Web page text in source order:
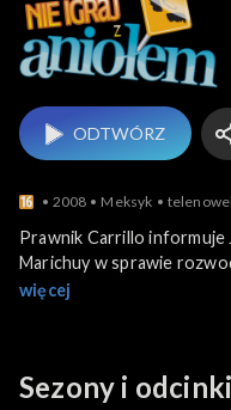
ODTWÓRZ
2008 Meksyk
Prawnik Carrillo informuje
Marichuy w sprawie
operację, a Vicente
uważa, że popełnia błąd.
więcej
Sezony i odcinki